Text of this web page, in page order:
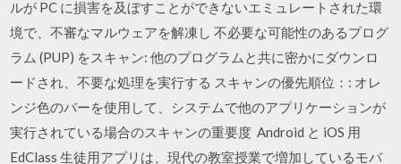
ルが PC に損害を及ぼすことができないエミュレートされた環
境で、不審なマルウェアを解凍し 不必要な可能性のあるプログ
ラム (PUP) をスキャン: 他のプログラムと共に密かにダウンロ
ードされ、不要な処理を実行する スキャンの優先順位：: オレ
ンジ色のバーを使用して、システムで他のアプリケーションが
実行されている場合のスキャンの重要度 Android と iOS 用
EdClass 生徒用アプリは、現代の教室授業で増加しているモバ